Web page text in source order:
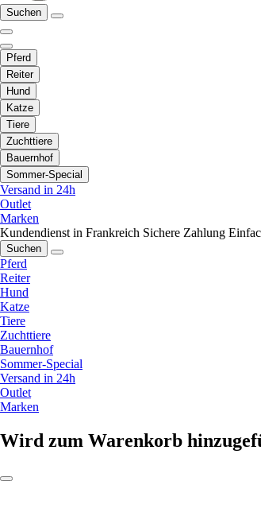
Suchen
Pferd
Reiter
Hund
Katze
Tiere
Zuchttiere
Bauernhof
Sommer-Special
Versand in 24h
Outlet
Marken
Kundendienst in Frankreich Sichere Zahlung
Suchen
Pferd
Reiter
Hund
Katze
Tiere
Zuchttiere
Bauernhof
Sommer-Special
Versand in 24h
Outlet
Marken
Wird zum Warenkorb